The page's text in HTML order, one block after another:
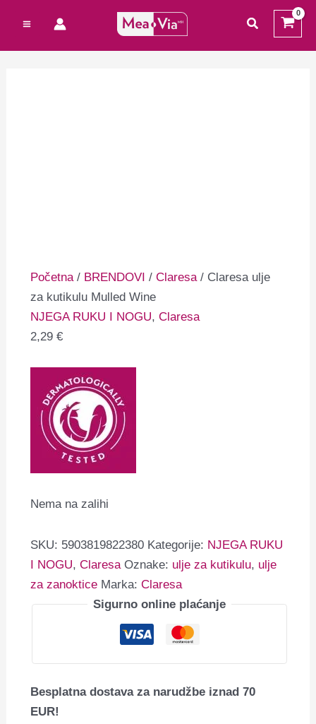
sadržaj
traži
Početna / BRENDOVI /Claresa / Claresa ulje
za kutikulu Mulled Wine
NJEGA RUKU I NOGU,Claresa
2,29€
Nema na zalihi
SKU: 5903819822380 Kategorije: NJEGA RUKU
I NOGU,Claresa Oznake: ulje za kutikulu, ulje
za zanoktice Marka:Claresa
Sigurno online plaćanje
Besplatna dostava za narudžbe iznad 70
EUR!
Total: